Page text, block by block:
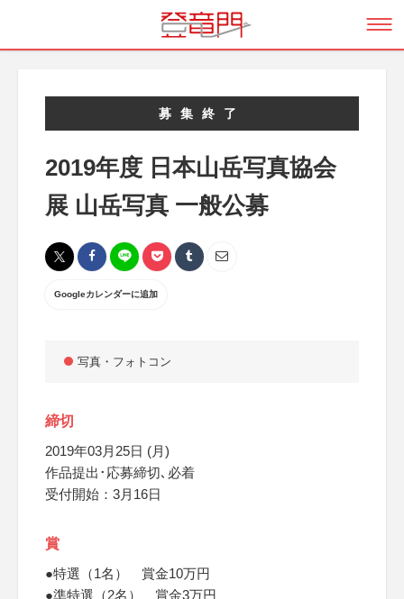
募集終了
2019年度 日本山岳写真協会
展 山岳写真 一般公募
Googleカレンダーに追加
写真・フォトコン
締切
2019年03月25日 (月)
作品提出･応募締切､必着
受付開始：3月16日
賞
●特選（1名） 賞金10万円
●準特選（2名） 賞金3万円